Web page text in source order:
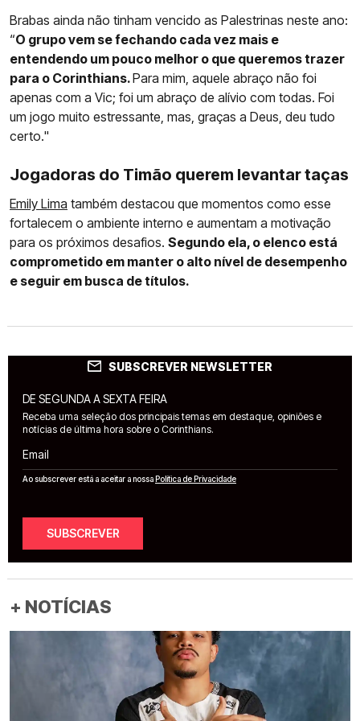
Brabas ainda não tinham vencido as Palestrinas neste ano:
“O grupo vem se fechando cada vez mais e
entendendo um pouco melhor o que queremos trazer
para o Corinthians.Para mim, aquele abraço não foi
apenas com a Vic; foi um abraço de alívio com todas. Foi
um jogo muito estressante, mas, graças a Deus, deu tudo
certo."
Jogadoras do Timão querem levantar taças
Emily Lima também destacou que momentos como esse
fortalecem o ambiente interno e aumentam a motivação
para os próximos desafios. Segundo ela, o elenco está
comprometido em manter o alto nível de desempenho
e seguir em busca de títulos.
SUBSCREVER NEWSLETTER
DE SEGUNDA A SEXTA FEIRA
Receba uma seleção dos principais temas em destaque, opiniões e
notícias de última hora sobre o Corinthians.
Email
Ao subscrever está a aceitar a nossaPolítica de Privacidade
SUBSCREVER
+ NOTÍCIAS